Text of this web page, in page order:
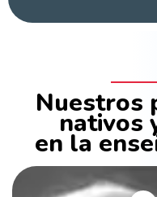
Nuestros
nativos
en la